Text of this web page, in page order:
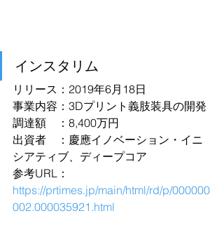
インスタリム
リリース：2019年6月18日
事業内容：3Dプリント義肢装具の開発
調達額　：8,400万円
出資者　：慶應イノベーション・イニ
シアティブ、ディープコア
参考URL：
https://prtimes.jp/main/html/rd/p/000000
002.000035921.html